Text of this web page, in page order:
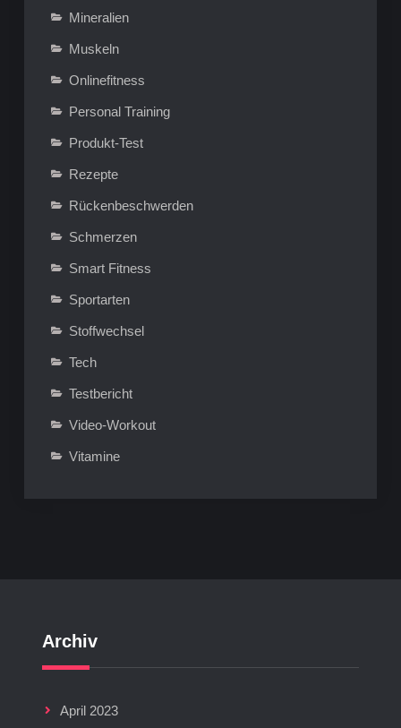
Mineralien
Muskeln
Onlinefitness
Personal Training
Produkt-Test
Rezepte
Rückenbeschwerden
Schmerzen
Smart Fitness
Sportarten
Stoffwechsel
Tech
Testbericht
Video-Workout
Vitamine
Archiv
April 2023